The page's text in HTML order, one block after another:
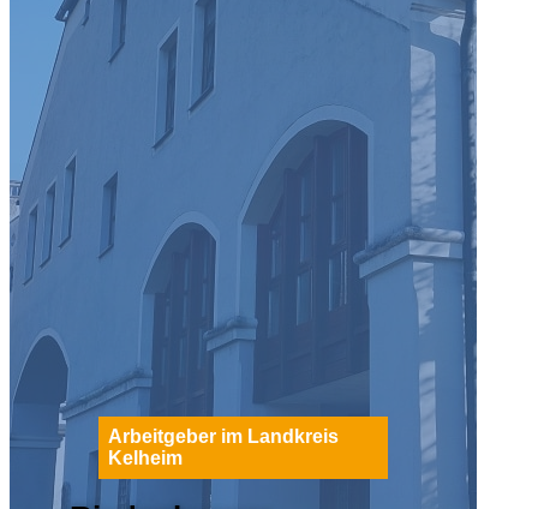
Arbeitgeber im Landkreis
Kelheim